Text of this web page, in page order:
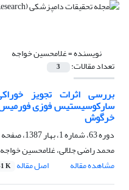
نویسنده =غلامحسین خواجه
تعداد مقالات: 3
بررسی اثرات تجویز
سارکوسیستیس فوزی
خرگوش
دوره 63، شماره 1، بهار 1387، صفحه
محمد راضی جلالی، غلامحسین
مشاهده مقاله
اصل مقاله K